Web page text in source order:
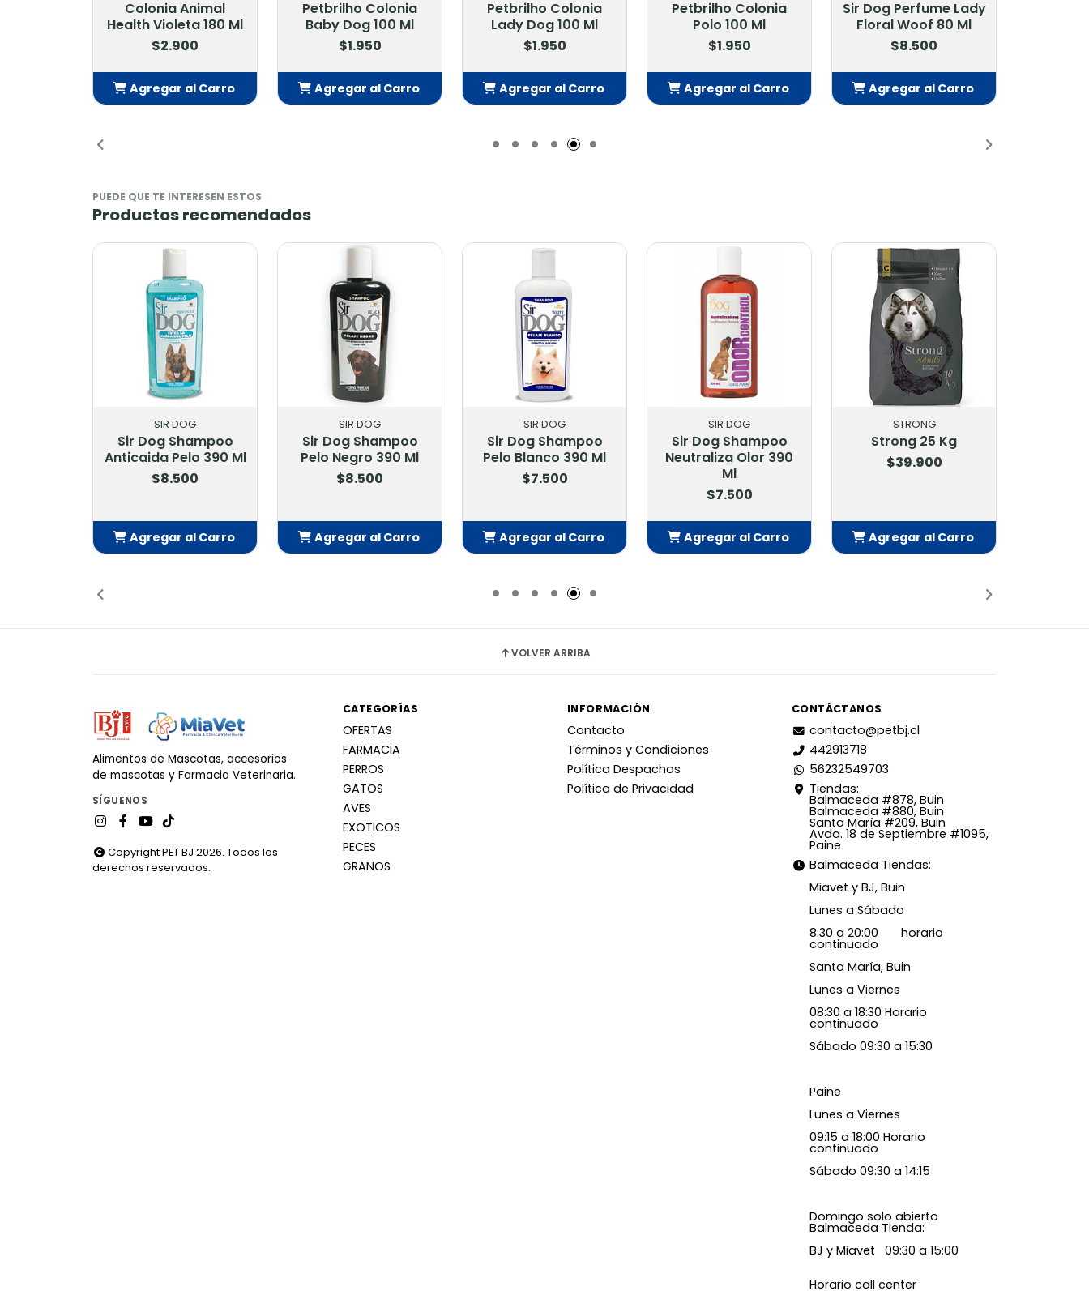
Colonia Animal
Health Violeta 180 Ml
$2.900
Agregar al Carro
Petbrilho Colonia
Baby Dog 100 Ml
$1.950
Agregar al Carro
Petbrilho Colonia
Lady Dog 100 Ml
$1.950
Agregar al Carro
Petbrilho Colonia
Polo 100 Ml
$1.950
Agregar al Carro
Sir Dog Perfume Lady
Floral Woof 80 Ml
$8.500
Agregar al Carro
PUEDE QUE TE INTERESEN ESTOS
Productos recomendados
SIR DOG
Sir Dog Shampoo
Anticaida Pelo 390 Ml
$8.500
Agregar al Carro
SIR DOG
Sir Dog Shampoo
Pelo Negro 390 Ml
$8.500
Agregar al Carro
SIR DOG
Sir Dog Shampoo
Pelo Blanco 390 Ml
$7.500
Agregar al Carro
SIR DOG
Sir Dog Shampoo
Neutraliza Olor 390
Ml
$7.500
Agregar al Carro
STRONG
Strong 25 Kg
$39.900
Agregar al Carro
VOLVER ARRIBA
Alimentos de Mascotas, accesorios
de mascotas y Farmacia Veterinaria.
SÍGUENOS
Copyright PET BJ 2026. Todos los
derechos reservados.
CATEGORÍAS
OFERTAS
FARMACIA
PERROS
GATOS
AVES
EXOTICOS
PECES
GRANOS
INFORMACIÓN
Contacto
Términos y Condiciones
Política Despachos
Política de Privacidad
CONTÁCTANOS
contacto@petbj.cl
442913718
56232549703
Tiendas:
Balmaceda #878, Buin
Balmaceda #880, Buin
Santa María #209, Buin
Avda. 18 de Septiembre #1095,
Paine
Balmaceda Tiendas:
Miavet y BJ, Buin
Lunes a Sábado
8:30 a 20:00 horario
continuado
Santa María, Buin
Lunes a Viernes
08:30 a 18:30 Horario
continuado
Sábado 09:30 a 15:30
Paine
Lunes a Viernes
09:15 a 18:00 Horario
continuado
Sábado 09:30 a 14:15
Domingo solo abierto
Balmaceda Tienda:
BJ y Miavet 09:30 a 15:00
Horario call center